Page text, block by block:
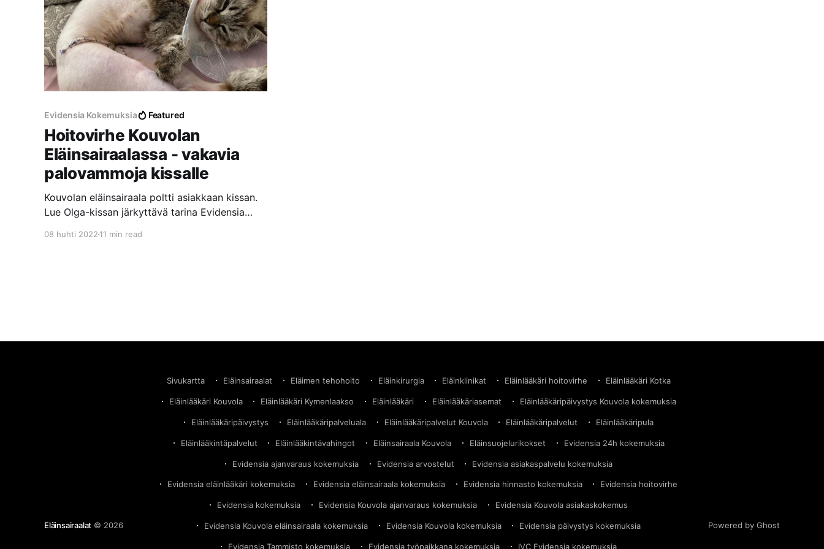
Evidensia Kokemuksia Featured
Hoitovirhe Kouvolan
Eläinsairaalassa - vakavia
palovammoja kissalle
Kouvolan eläinsairaala poltti asiakkaan kissan.
Lue Olga-kissan järkyttävä tarina Evidensia
08 huhti 2022 11 min read
Eläinsairaalat © 2026
Sivukartta Eläinsairaalat Eläimen tehohoito Eläinkirurgia Eläinklinikat Eläinlääkäri hoitovirhe Eläinlääkäri Kotka
Eläinlääkäri Kouvola Eläinlääkäri Kymenlaakso Eläinlääkäri Eläinlääkäriasemat Eläinlääkäripäivystys Kouvola kokemuksia
Eläinlääkäripäivystys Eläinlääkäripalveluala Eläinlääkäripalvelut Kouvola Eläinlääkäripalvelut Eläinlääkäripula
Eläinlääkintäpalvelut Eläinlääkintävahingot Eläinsairaala Kouvola Eläinsuojelurikokset Evidensia 24h kokemuksia
Evidensia ajanvaraus kokemuksia Evidensia arvostelut Evidensia asiakaspalvelu kokemuksia
Evidensia eläinlääkäri kokemuksia Evidensia eläinsairaala kokemuksia Evidensia hinnasto kokemuksia Evidensia hoitovirhe
Evidensia kokemuksia Evidensia Kouvola ajanvaraus kokemuksia Evidensia Kouvola asiakaskokemus
Evidensia Kouvola eläinsairaala kokemuksia Evidensia Kouvola kokemuksia Evidensia päivystys kokemuksia
Evidensia Tammisto kokemuksia Evidensia työpaikkana kokemuksia IVC Evidensia kokemuksia
Powered by Ghost